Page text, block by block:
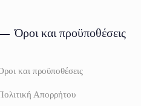
Όροι και προϋποθέσεις
και προϋποθέσεις
Απορρήτου